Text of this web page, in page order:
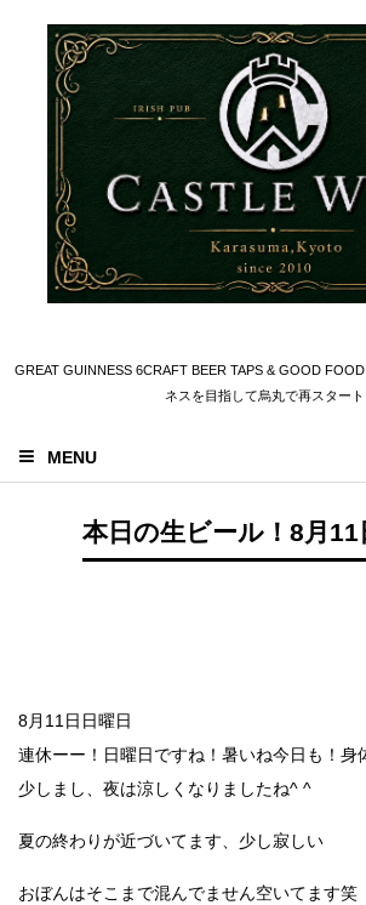
GREAT GUINNESS 6CRAFT BEER TAPS & GOOD
ネスを目指して烏丸で再スタート
MENU
本日の生ビール！8月11
8月11日日曜日
連休ーー！日曜日ですね！暑いね今日も！身
少しまし、夜は涼しくなりましたね^ ^
夏の終わりが近づいてます、少し寂しい
おぼんはそこまで混んでません空いてます笑